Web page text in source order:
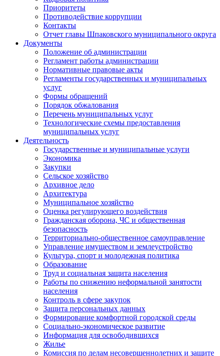
Приоритеты
Противодействие коррупции
Контакты
Отчет главы Шпаковского муниципального округа
Документы
Положение об администрации
Регламент работы администрации
Нормативные правовые акты
Регламенты государственных и муниципальных
услуг
Формы обращений
Порядок обжалования
Перечень муниципальных услуг
Технологические схемы предоставления
муниципальных услуг
Деятельность
Государственные и муниципальные услуги
Экономика
Закупки
Сельское хозяйство
Архивное дело
Архитектура
Муниципальное хозяйство
Оценка регулирующего воздействия
Гражданская оборона, ЧС и общественная
безопасность
Территориально-общественное самоуправление
Управление имуществом и землеустройство
Культура, спорт и молодежная политика
Образование
Труд и социальная защита населения
Работы по снижению неформальной занятости
населения
Контроль в сфере закупок
Защита персональных данных
Формирование комфортной городской среды
Социально-экономическое развитие
Информация для освободившихся
Жилье
Комиссия по делам несовершеннолетних и защите